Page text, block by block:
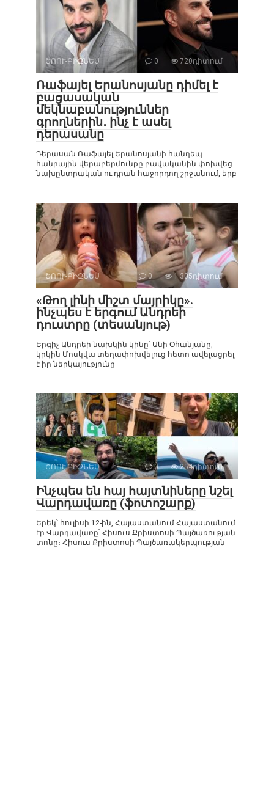
ՇՈՈՒ-ԲԻԶՆԵՍ 0 720դիտում
Ռաֆայել Երանոսյանը դիմել է
բացասական
մեկնաբանություններ
գրողներին․ ինչ է ասել
դերասանը
Դերասան Ռաֆայել Երանոսյանի հանդեպ
հանրային վերաբերմունքը բավականին փոխվեց
նախընտրական ու դրան հաջորդող շրջանում, երբ
ՇՈՈՒ-ԲԻԶՆԵՍ 0 1 305դիտում
«Թող լինի միշտ մայրիկը».
ինչպես է երգում Անդրեի
դուստրը (տեսանյութ)
Երգիչ Անդրեի նախկին կինը՝ Անի Օհանյանը,
կրկին Մոսկվա տեղափոխվելուց հետո ավելացրել
է իր ներկայությունը
ՇՈՈՒ-ԲԻԶՆԵՍ 0 254դիտում
Ինչպես են հայ հայտնիները նշել
Վարդավառը (ֆոտոշարք)
Երեկ՝ հուլիսի 12-ին, Հայաստանում Հայաստանում
էր Վարդավառը՝ Հիսուս Քրիստոսի Պայծառության
տոնը։ Հիսուս Քրիստոսի Պայծառակերպության